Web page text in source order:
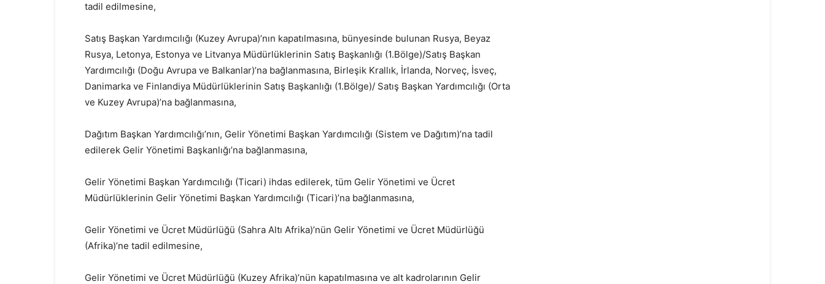
tadil edilmesine,
Satış Başkan Yardımcılığı (Kuzey Avrupa)’nın kapatılmasına, bünyesinde bulunan Rusya, Beyaz
Rusya, Letonya, Estonya ve Litvanya Müdürlüklerinin Satış Başkanlığı (1.Bölge)/Satış Başkan
Yardımcılığı (Doğu Avrupa ve Balkanlar)’na bağlanmasına, Birleşik Krallık, İrlanda, Norveç, İsveç,
Danimarka ve Finlandiya Müdürlüklerinin Satış Başkanlığı (1.Bölge)/ Satış Başkan Yardımcılığı (Orta
ve Kuzey Avrupa)’na bağlanmasına,
Dağıtım Başkan Yardımcılığı’nın, Gelir Yönetimi Başkan Yardımcılığı (Sistem ve Dağıtım)’na tadil
edilerek Gelir Yönetimi Başkanlığı’na bağlanmasına,
Gelir Yönetimi Başkan Yardımcılığı (Ticari) ihdas edilerek, tüm Gelir Yönetimi ve Ücret
Müdürlüklerinin Gelir Yönetimi Başkan Yardımcılığı (Ticari)’na bağlanmasına,
Gelir Yönetimi ve Ücret Müdürlüğü (Sahra Altı Afrika)’nün Gelir Yönetimi ve Ücret Müdürlüğü
(Afrika)’ne tadil edilmesine,
Gelir Yönetimi ve Ücret Müdürlüğü (Kuzey Afrika)’nün kapatılmasına ve alt kadrolarının Gelir